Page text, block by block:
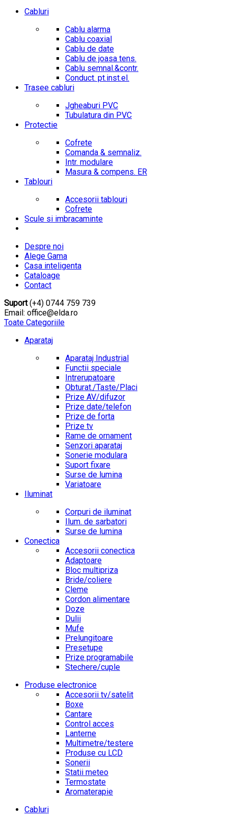
Cabluri
Cablu alarma
Cablu coaxial
Cablu de date
Cablu de joasa tens.
Cablu semnal.&contr.
Conduct. pt.inst.el.
Trasee cabluri
Jgheaburi PVC
Tubulatura din PVC
Protectie
Cofrete
Comanda & semnaliz.
Intr. modulare
Masura & compens. ER
Tablouri
Accesorii tablouri
Cofrete
Scule si imbracaminte
Despre noi
Alege Gama
Casa inteligenta
Cataloage
Contact
Suport(+4) 0744 759 739
Email: office@elda.ro
Toate Categoriile
Aparataj
Aparataj Industrial
Functii speciale
Intrerupatoare
Obturat./Taste/Placi
Prize AV/difuzor
Prize date/telefon
Prize de forta
Prize tv
Rame de ornament
Senzori aparataj
Sonerie modulara
Suport fixare
Surse de lumina
Variatoare
Iluminat
Corpuri de iluminat
Ilum. de sarbatori
Surse de lumina
Conectica
Accesorii conectica
Adaptoare
Bloc multipriza
Bride/coliere
Cleme
Cordon alimentare
Doze
Dulii
Mufe
Prelungitoare
Presetupe
Prize programabile
Stechere/cuple
Produse electronice
Accesorii tv/satelit
Boxe
Cantare
Control acces
Lanterne
Multimetre/testere
Produse cu LCD
Sonerii
Statii meteo
Termostate
Aromaterapie
Cabluri